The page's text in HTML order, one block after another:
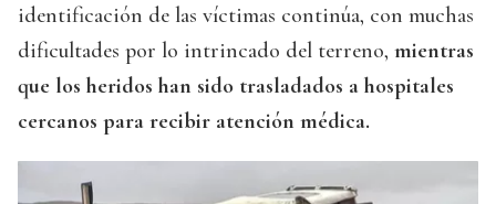
identificación de las víctimas continúa, con muchas
dificultades por lo intrincado del terreno, mientras
que los heridos han sido trasladados a hospitales
cercanos para recibir atención médica.